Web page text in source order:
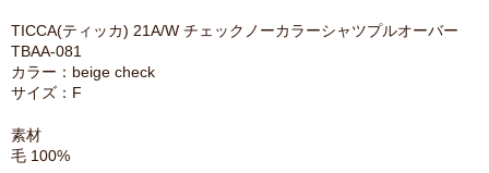
TICCA(ティッカ) 21A/W チェックノーカラーシャツプルオーバー
TBAA-081
カラー：beige check
サイズ：F
素材
毛 100%